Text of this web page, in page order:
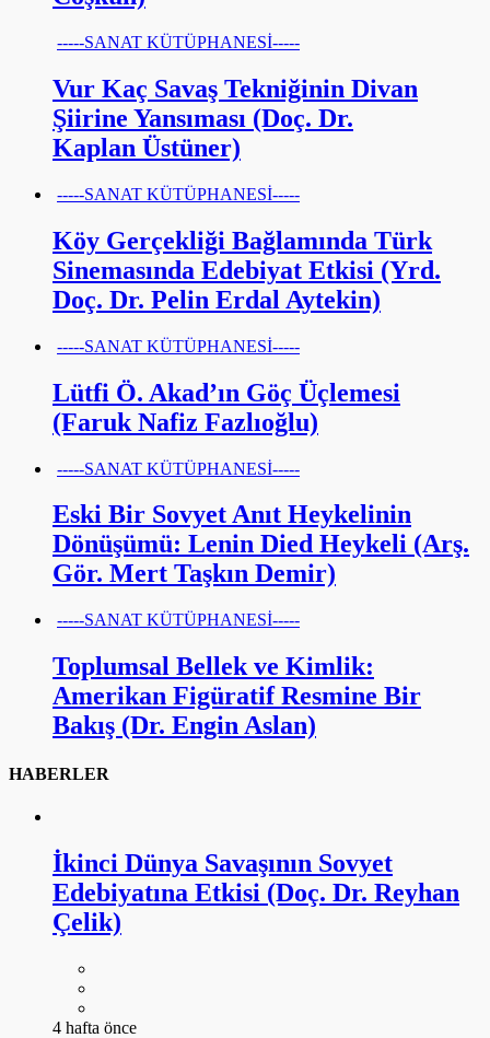
-----SANAT KÜTÜPHANESİ-----
Vur Kaç Savaş Tekniğinin Divan
Şiirine Yansıması (Doç. Dr.
Kaplan Üstüner)
-----SANAT KÜTÜPHANESİ-----
Köy Gerçekliği Bağlamında Türk
Sinemasında Edebiyat Etkisi (Yrd.
Doç. Dr. Pelin Erdal Aytekin)
-----SANAT KÜTÜPHANESİ-----
Lütfi Ö. Akad’ın Göç Üçlemesi
(Faruk Nafiz Fazlıoğlu)
-----SANAT KÜTÜPHANESİ-----
Eski Bir Sovyet Anıt Heykelinin
Dönüşümü: Lenin Died Heykeli (Arş.
Gör. Mert Taşkın Demir)
-----SANAT KÜTÜPHANESİ-----
Toplumsal Bellek ve Kimlik:
Amerikan Figüratif Resmine Bir
Bakış (Dr. Engin Aslan)
HABERLER
İkinci Dünya Savaşının Sovyet
Edebiyatına Etkisi (Doç. Dr. Reyhan
Çelik)
4 hafta önce